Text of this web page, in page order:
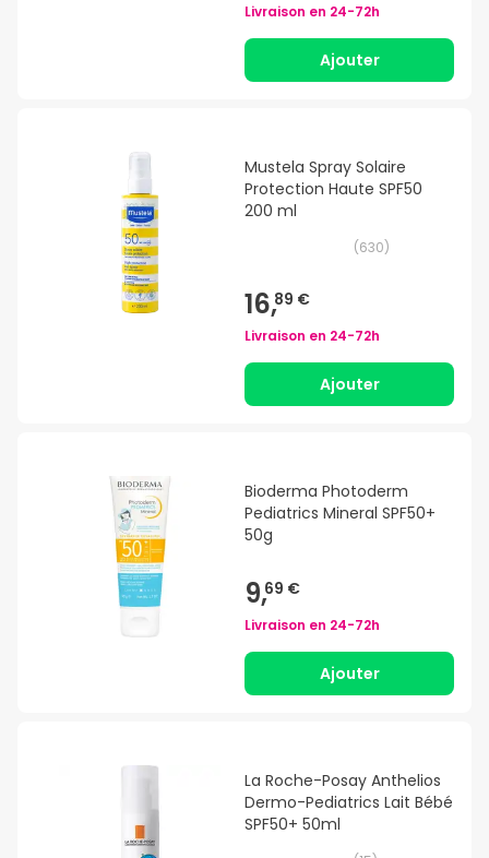
Livraison en 24-72h
Ajouter
Mustela Spray Solaire
Protection Haute SPF50
200 ml
(630)
16,89 €
Livraison en 24-72h
Ajouter
Bioderma Photoderm
Pediatrics Mineral SPF50+
50g
9,69 €
Livraison en 24-72h
Ajouter
La Roche-Posay Anthelios
Dermo-Pediatrics Lait Bébé
SPF50+ 50ml